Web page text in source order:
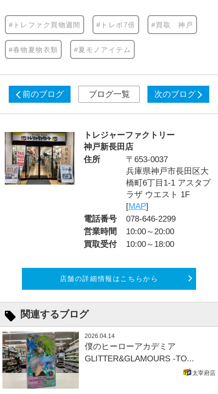
#トレファク買物週間 #トレポ7倍 #買取 神戸
#春物夏物衣類 #夏モノアイテム
前のブログ ブログ一覧 次のブログ
トレジャーファクトリー
神戸新長田店
住所
〒653-0037
兵庫県神戸市長田区大
橋町6丁目1-1 アスタプ
ラザ ウエスト 1F
[MAP]
電話番号
078-646-2299
営業時間
10:00～20:00
買取受付
10:00～18:00
店舗の詳細情報はこちらから
関連するブログ
2026.04.14
僕のヒーローアカデミア
GLITTER&GLAMOURS -TO...
太宰府店